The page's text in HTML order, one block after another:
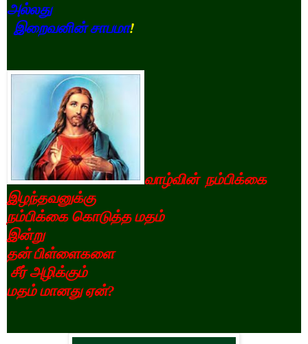
அல்லது
இறைவனின் சாபமா!
வாழ்வின் நம்பிக்கை
இழந்தவனுக்கு
நம்பிக்கை கொடுத்த மதம்
இன்று
தன் பிள்ளைகளை
சீர் அழிக்கும்
மதம் மானது ஏன்?